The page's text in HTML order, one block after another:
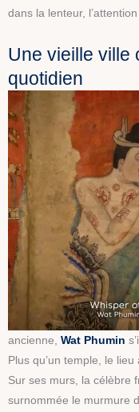
dans la lenteur, l’attention
Une vieille ville
quotidien
ancienne, Wat Phumin
Plus qu’un temple, le
Sur ses murs, la célèbre
surnommée le murmure